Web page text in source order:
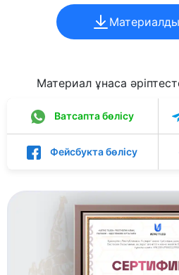
Материал ұнаса
Ватсапта бөлісу
Фейсбукта бөлісу